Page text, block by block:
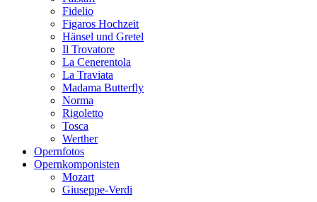
Fidelio
Figaros Hochzeit
Hänsel und Gretel
Il Trovatore
La Cenerentola
La Traviata
Madama Butterfly
Norma
Rigoletto
Tosca
Werther
Opernfotos
Opernkomponisten
Mozart
Giuseppe-Verdi